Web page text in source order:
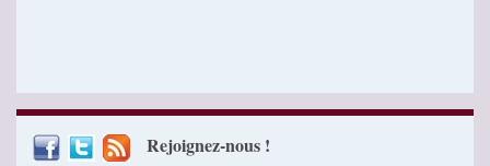
Rejoignez-nous !